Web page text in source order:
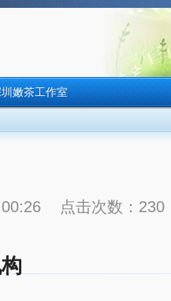
嫩茶工作室
00:26 点击次数：230